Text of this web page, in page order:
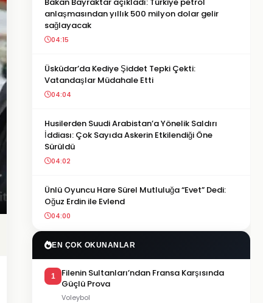
anlaşmasından yıllık 500 milyon dolar gelir
sağlayacak
04:15
Üsküdar’da Kediye Şiddet Tepki Çekti:
Vatandaşlar Müdahale Etti
04:04
Husilerden Suudi Arabistan’a Yönelik Saldırı
İddiası: Çok Sayıda Askerin Etkilendiği Öne
Sürüldü
04:02
Ünlü Oyuncu Hare Sürel Mutluluğa “Evet” Dedi:
Oğuz Erdin ile Evlend
04:00
EN ÇOK OKUNANLAR
1
Filenin Sultanları’ndan Fransa Karşısında
Güçlü Prova
Voleybol